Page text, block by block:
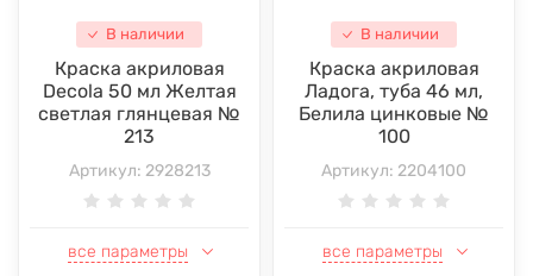
В наличии
Краска акриловая
Decola 50 мл Желтая
светлая глянцевая №
213
Артикул: 2928213
все параметры
В наличии
Краска акриловая
Ладога, туба 46 мл,
Белила цинковые №
100
Артикул: 2204100
все параметры